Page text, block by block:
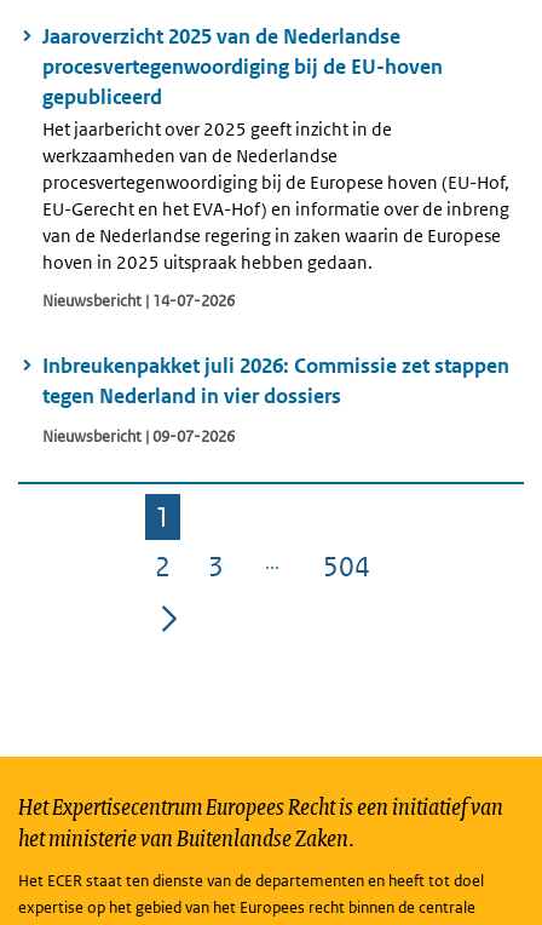
Jaaroverzicht 2025 van de Nederlandse
procesvertegenwoordiging bij de EU-hoven
gepubliceerd
Het jaarbericht over 2025 geeft inzicht in de
werkzaamheden van de Nederlandse
procesvertegenwoordiging bij de Europese hoven (EU-Hof,
EU-Gerecht en het EVA-Hof) en informatie over de inbreng
van de Nederlandse regering in zaken waarin de Europese
hoven in 2025 uitspraak hebben gedaan.
Nieuwsbericht | 14-07-2026
Inbreukenpakket juli 2026: Commissie zet stappen
tegen Nederland in vier dossiers
Nieuwsbericht | 09-07-2026
Pagina
1
Pagina
2 Pagina
3 Pagina
504
Het Expertisecentrum Europees Recht is een initiatief van
het ministerie van Buitenlandse Zaken.
Het ECER staat ten dienste van de departementen en heeft tot doel
expertise op het gebied van het Europees recht binnen de centrale